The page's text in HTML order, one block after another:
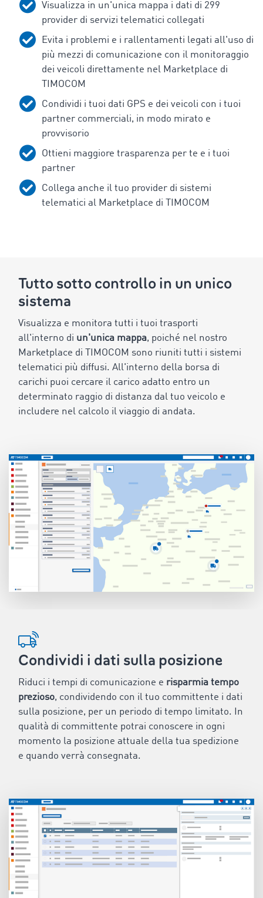
Visualizza in un'unica mappa i dati di 299
provider di servizi telematici collegati
Evita i problemi e i rallentamenti legati all'uso di
più mezzi di comunicazione con il monitoraggio
dei veicoli direttamente nel Marketplace di
TIMOCOM
Condividi i tuoi dati GPS e dei veicoli con i tuoi
partner commerciali, in modo mirato e
provvisorio
Ottieni maggiore trasparenza per te e i tuoi
partner
Collega anche il tuo provider di sistemi
telematici al Marketplace di TIMOCOM
Tutto sotto controllo in un unico
sistema
Visualizza e monitora tutti i tuoi trasporti
all'interno di un'unica mappa, poiché nel nostro
Marketplace di TIMOCOM sono riuniti tutti i sistemi
telematici più diffusi. All'interno della borsa di
carichi puoi cercare il carico adatto entro un
determinato raggio di distanza dal tuo veicolo e
includere nel calcolo il viaggio di andata.
Condividi i dati sulla posizione
Riduci i tempi di comunicazione e risparmia tempo
prezioso, condividendo con il tuo committente i dati
sulla posizione, per un periodo di tempo limitato. In
qualità di committente potrai conoscere in ogni
momento la posizione attuale della tua spedizione
e quando verrà consegnata.